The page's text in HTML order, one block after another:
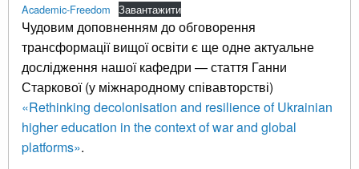
Academic-Freedom Завантажити
Чудовим доповненням до обговорення
трансформації вищої освіти є ще одне актуальне
дослідження нашої кафедри — стаття Ганни
Старкової (у міжнародному співавторстві)
«Rethinking decolonisation and resilience of Ukrainian
higher education in the context of war and global
platforms».